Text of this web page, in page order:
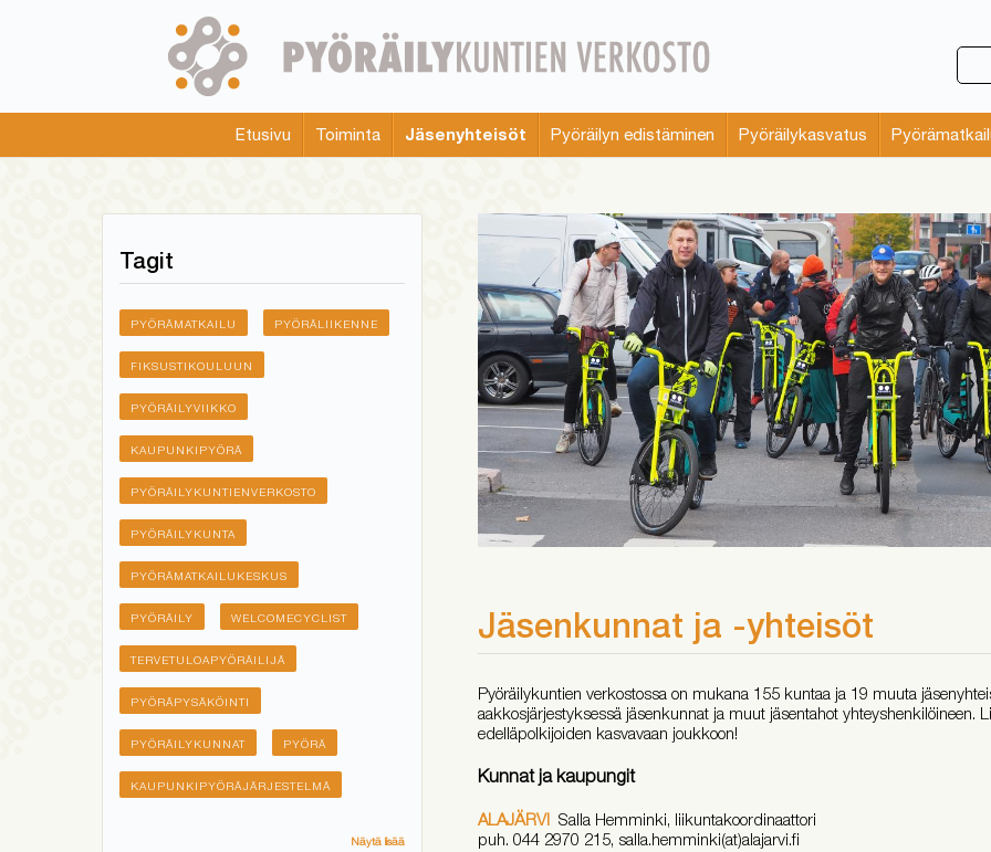
menu
Etusivu Toiminta Jäsenyhteisöt Pyöräilyn edistäminen Pyöräilykasvatus
Tagit
PYÖRÄMATKAILU PYÖRÄLIIKENNE
FIKSUSTIKOULUUN
PYÖRÄILYVIIKKO
KAUPUNKIPYÖRÄ
PYÖRÄILYKUNTIENVERKOSTO
PYÖRÄILYKUNTA
PYÖRÄMATKAILUKESKUS
PYÖRÄILY WELCOMECYCLIST
TERVETULOAPYÖRÄILIJÄ
PYÖRÄPYSÄKÖINTI
PYÖRÄILYKUNNAT PYÖRÄ
KAUPUNKIPYÖRÄJÄRJESTELMÄ
Näytä lisää
Jäsenkunnat ja -yhteisöt
Pyöräilykuntien verkostossa on mukana 155 kuntaa ja 19 muuta
aakkosjärjestyksessä jäsenkunnat ja muut jäsentahot yhteyshenkilöineen.
edelläpolkijoiden kasvavaan joukkoon!
Kunnat ja kaupungit
ALAJÄRVI Salla Hemminki, liikuntakoordinaattori
puh. 044 2970 215, salla.hemminki(at)alajarvi.fi